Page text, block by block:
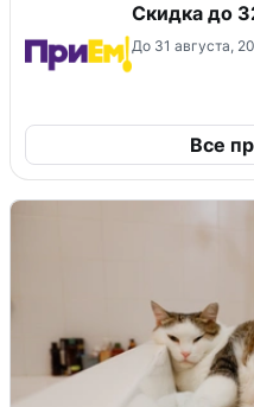
Скидка до
До 31 августа,
Все